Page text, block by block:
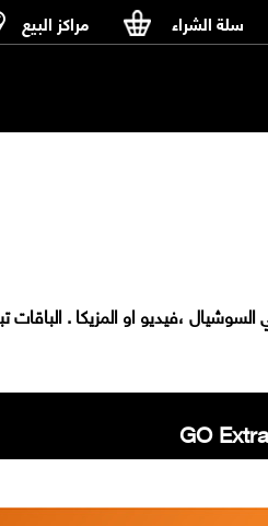
سلة الشراء مراكز البيع